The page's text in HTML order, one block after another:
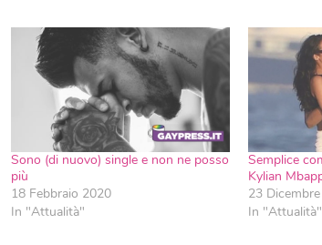
Sono (di nuovo) single e non ne posso
più
18 Febbraio 2020
In "Attualità"
Semplice
Kylian
23
In "Attualità"